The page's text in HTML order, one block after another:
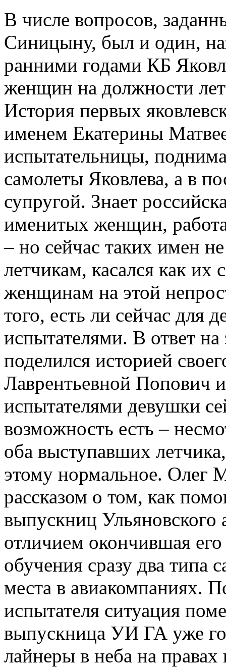
В числе вопросов,
Синицыну, был и один,
ранними годами КБ
женщин на должности
История первых
именем Екатерины
испытательницы,
самолеты Яковлева, а в
супругой. Знает
именитых женщин,
– но сейчас таких имен
летчикам, касался как их
женщинам на этой
того, есть ли сейчас для
испытателями. В ответ
поделился историей
Лаврентьевной Попович и
испытателями девушки
возможность есть –
оба выступавших
этому нормальное. Олег
рассказом о том, как
выпускниц
отличием окончившая
обучения сразу два типа
места в авиакомпаниях.
испытателя ситуация
выпускница УИ ГА уже
лайнеры в неба на правах